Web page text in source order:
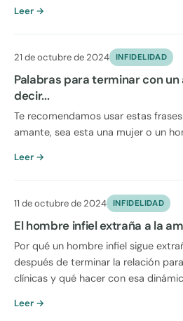
Leer →
21 de octubre de 2024 INFIDELIDAD
Palabras para terminar con
decir...
Te recomendamos usar estas
amante, sea esta una mujer o un
Leer →
11 de octubre de 2024 INFIDELIDAD
El hombre infiel extraña a la
Por qué un hombre infiel sigue
después de terminar la relación
clínicas y qué hacer con esa
Leer →